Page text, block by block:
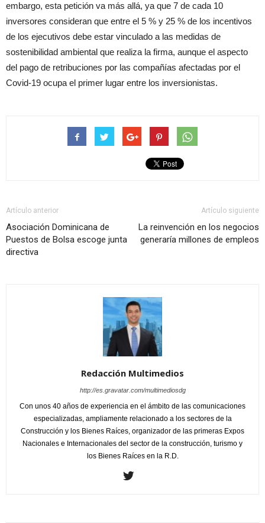
embargo, esta petición va más allá, ya que 7 de cada 10
inversores consideran que entre el 5 % y 25 % de los incentivos
de los ejecutivos debe estar vinculado a las medidas de
sostenibilidad ambiental que realiza la firma, aunque el aspecto
del pago de retribuciones por las compañías afectadas por el
Covid-19 ocupa el primer lugar entre los inversionistas.
Artículo anterior
Asociación Dominicana de
Puestos de Bolsa escoge junta
directiva
Artículo siguiente
La reinvención en los negocios
generaría millones de empleos
Redacción Multimedios
http://es.gravatar.com/multimediosdg
Con unos 40 años de experiencia en el ámbito de las comunicaciones
especializadas, ampliamente relacionado a los sectores de la
Construcción y los Bienes Raíces, organizador de las primeras Expos
Nacionales e Internacionales del sector de la construcción, turismo y
los Bienes Raíces en la R.D.